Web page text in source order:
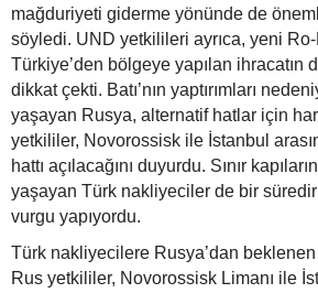
mağduriyeti giderme yönünde de
söyledi. UND yetkilileri ayrıca, yeni
Türkiye’den bölgeye yapılan ihracatın
dikkat çekti. Batı’nın yaptırımları
yaşayan Rusya, alternatif hatlar için
yetkililer, Novorossisk ile İstanbul
hattı açılacağını duyurdu. Sınır
yaşayan Türk nakliyeciler de bir
vurgu yapıyordu.
Türk nakliyecilere Rusya’dan
Rus yetkililer, Novorossisk Limanı ile